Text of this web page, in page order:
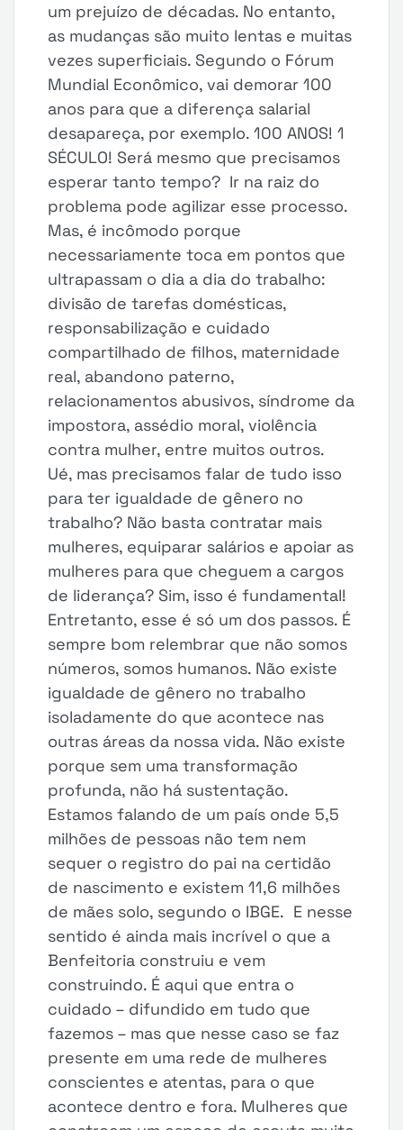
um prejuízo de décadas. No entanto,
as mudanças são muito lentas e muitas
vezes superficiais. Segundo o Fórum
Mundial Econômico, vai demorar 100
anos para que a diferença salarial
desapareça, por exemplo. 100 ANOS! 1
SÉCULO! Será mesmo que precisamos
esperar tanto tempo? Ir na raiz do
problema pode agilizar esse processo.
Mas, é incômodo porque
necessariamente toca em pontos que
ultrapassam o dia a dia do trabalho:
divisão de tarefas domésticas,
responsabilização e cuidado
compartilhado de filhos, maternidade
real, abandono paterno,
relacionamentos abusivos, síndrome da
impostora, assédio moral, violência
contra mulher, entre muitos outros.
Ué, mas precisamos falar de tudo isso
para ter igualdade de gênero no
trabalho? Não basta contratar mais
mulheres, equiparar salários e apoiar as
mulheres para que cheguem a cargos
de liderança? Sim, isso é fundamental!
Entretanto, esse é só um dos passos. É
sempre bom relembrar que não somos
números, somos humanos. Não existe
igualdade de gênero no trabalho
isoladamente do que acontece nas
outras áreas da nossa vida. Não existe
porque sem uma transformação
profunda, não há sustentação.
Estamos falando de um país onde 5,5
milhões de pessoas não tem nem
sequer o registro do pai na certidão
de nascimento e existem 11,6 milhões
de mães solo, segundo o IBGE. E nesse
sentido é ainda mais incrível o que a
Benfeitoria construiu e vem
construindo. É aqui que entra o
cuidado – difundido em tudo que
fazemos – mas que nesse caso se faz
presente em uma rede de mulheres
conscientes e atentas, para o que
acontece dentro e fora. Mulheres que